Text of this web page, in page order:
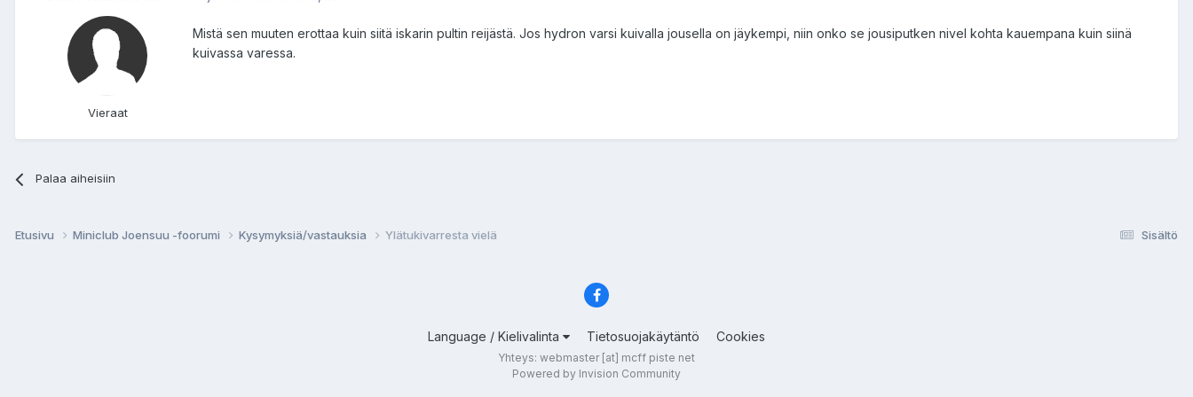
Vieraat
Mistä sen muuten erottaa kuin siitä iskarin pultin reijästä. Jos hydron varsi kuivalla jousella on jäykempi, niin onko se jousiputken nivel kohta kauempana kuin siinä
kuivassa varessa.
Palaa aiheisiin
Sisältö
Etusivu Miniclub Joensuu -foorumi Kysymyksiä/vastauksia Ylätukivarresta vielä
Language / Kielivalinta Tietosuojakäytäntö Cookies
Yhteys: webmaster [at] mcff piste net
Powered by Invision Community